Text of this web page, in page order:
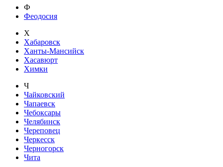
Ф
Феодосия
Х
Хабаровск
Ханты-Мансийск
Хасавюрт
Химки
Ч
Чайковский
Чапаевск
Чебоксары
Челябинск
Череповец
Черкесск
Черногорск
Чита